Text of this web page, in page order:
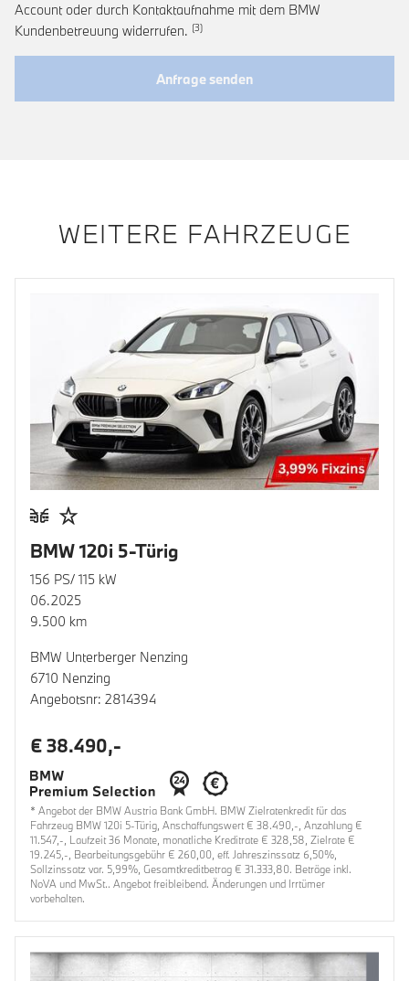
Account oder durch Kontaktaufnahme mit dem BMW
Kundenbetreuung widerrufen. Link zur Fußnote: Widerruf der
Anfrage senden
WEITERE FAHRZEUGE
BMW 120i 5-Türig
156 PS/ 115 kW
06.2025
9.500 km
BMW Unterberger Nenzing
6710 Nenzing
Angebotsnr: 2814394
€ 38.490,-
* Angebot der BMW Austria Bank GmbH. BMW Zielratenkredit für das
Fahrzeug BMW 120i 5-Türig, Anschaffungswert € 38.490,-, Anzahlung €
11.547,-, Laufzeit 36 Monate, monatliche Kreditrate € 328,58, Zielrate €
19.245,-, Bearbeitungsgebühr € 260,00, eff. Jahreszinssatz 6,50%,
Sollzinssatz var. 5,99%, Gesamtkreditbetrag € 31.333,80. Beträge inkl.
NoVA und MwSt.. Angebot freibleibend. Änderungen und Irrtümer
vorbehalten.